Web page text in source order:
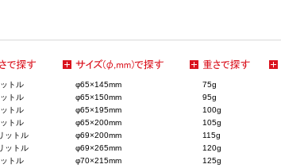
トル
トル
トル
トル
ットル
ットル
トル
φ65×145mm
φ65×150mm
φ65×195mm
φ65×200mm
φ69×200mm
φ69×265mm
φ70×215mm
75g
95g
100g
105g
115g
120g
125g